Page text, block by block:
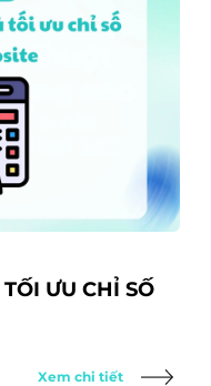
ƯU CHỈ SỐ
Xem chi tiết